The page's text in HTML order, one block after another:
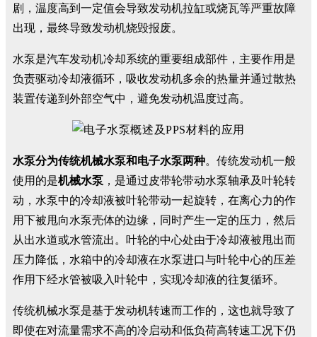
剧，温度高到一定值会导致发动机拉缸或烧瓦等严重故障
出现，最终导致发动机烧毁报废。
水泵是汽车发动机冷却系统的重要组成部件，主要作用是
负责驱动冷却液循环，吸收发动机多余的热量并通过散热
装置传递到外部空气中，避免发动机温度过高。
水泵分为传统机械水泵和电子水泵两种。传统发动机一般
使用的是机械水泵 ，是通过皮带轮带动水泵轴承及叶轮转
动，水泵中的冷却液被叶轮带动一起旋转，在离心力的作
用下被甩向水泵壳体的边缘，同时产生一定的压力，然后
从出水道或水管流出。叶轮的中心处由于冷却液被甩出而
压力降低，水箱中的冷却液在水泵进口与叶轮中心的压差
作用下经水管被吸入叶轮中，实现冷却液的往复循环。
传统机械水泵是基于发动机转速而工作的，这也就导致了
即使在对流量需求不高的冷启动和低负荷高转速工况下仍